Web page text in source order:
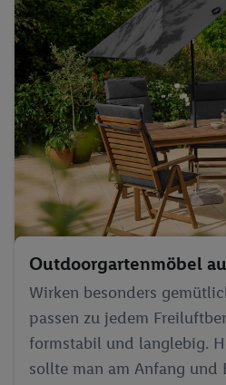
Outdoorgartenmöbel
Wirken besonders
passen zu jedem
formstabil und langlebig.
sollte man am Anfang und